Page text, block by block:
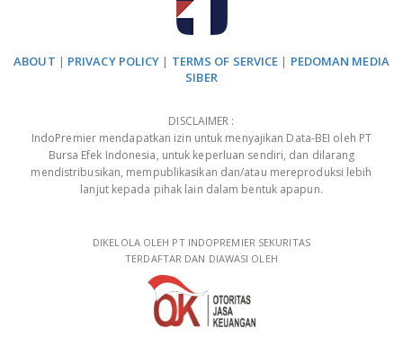
ABOUT | PRIVACY POLICY | TERMS OF SERVICE | PEDOMAN MEDIA
SIBER
DISCLAIMER :
IndoPremier mendapatkan izin untuk menyajikan Data-BEI oleh PT
Bursa Efek Indonesia, untuk keperluan sendiri, dan dilarang
mendistribusikan, mempublikasikan dan/atau mereproduksi lebih
lanjut kepada pihak lain dalam bentuk apapun.
DIKELOLA OLEH PT INDOPREMIER SEKURITAS
TERDAFTAR DAN DIAWASI OLEH